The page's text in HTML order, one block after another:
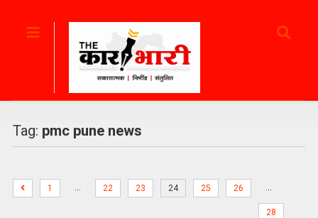
Tag: pmc pune news
1 … 22 23 24 25 26 …
28